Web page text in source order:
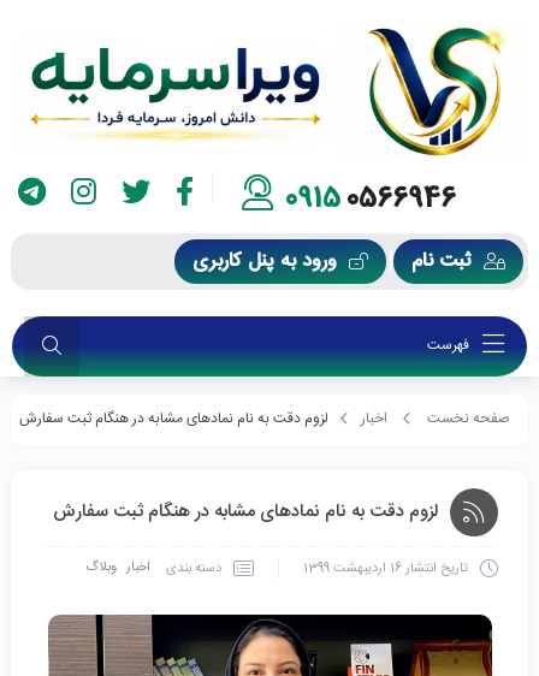
09150566946
ثبت نام ورود به پنل کاربری
فهرست
صفحه نخست اخبار لزوم دقت به نام نمادهای مشابه در هنگام ثبت سفارش
لزوم دقت به نام نمادهای مشابه در هنگام ثبت سفارش
تاریخ انتشار16 اردیبهشت 1399 دسته بندی اخبار وبلاگ